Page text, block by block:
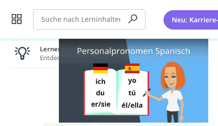
Suche Neu:
Lernen lohnt sich!
Entdecke hier deine Chancen.